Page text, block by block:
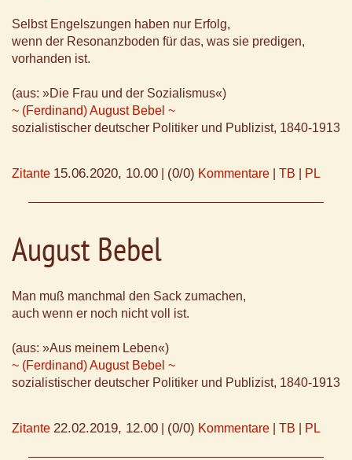
Selbst Engelszungen haben nur Erfolg,
wenn der Resonanzboden für das, was sie predigen,
vorhanden ist.
(aus: »Die Frau und der Sozialismus«)
~ (Ferdinand) August Bebel ~
sozialistischer deutscher Politiker und Publizist, 1840-1913
Zitante 15.06.2020, 10.00 (0/0) Kommentare TB PL
August Bebel
Man muß manchmal den Sack zumachen,
auch wenn er noch nicht voll ist.
(aus: »Aus meinem Leben«)
~ (Ferdinand) August Bebel ~
sozialistischer deutscher Politiker und Publizist, 1840-1913
Zitante 22.02.2019, 12.00 (0/0) Kommentare TB PL